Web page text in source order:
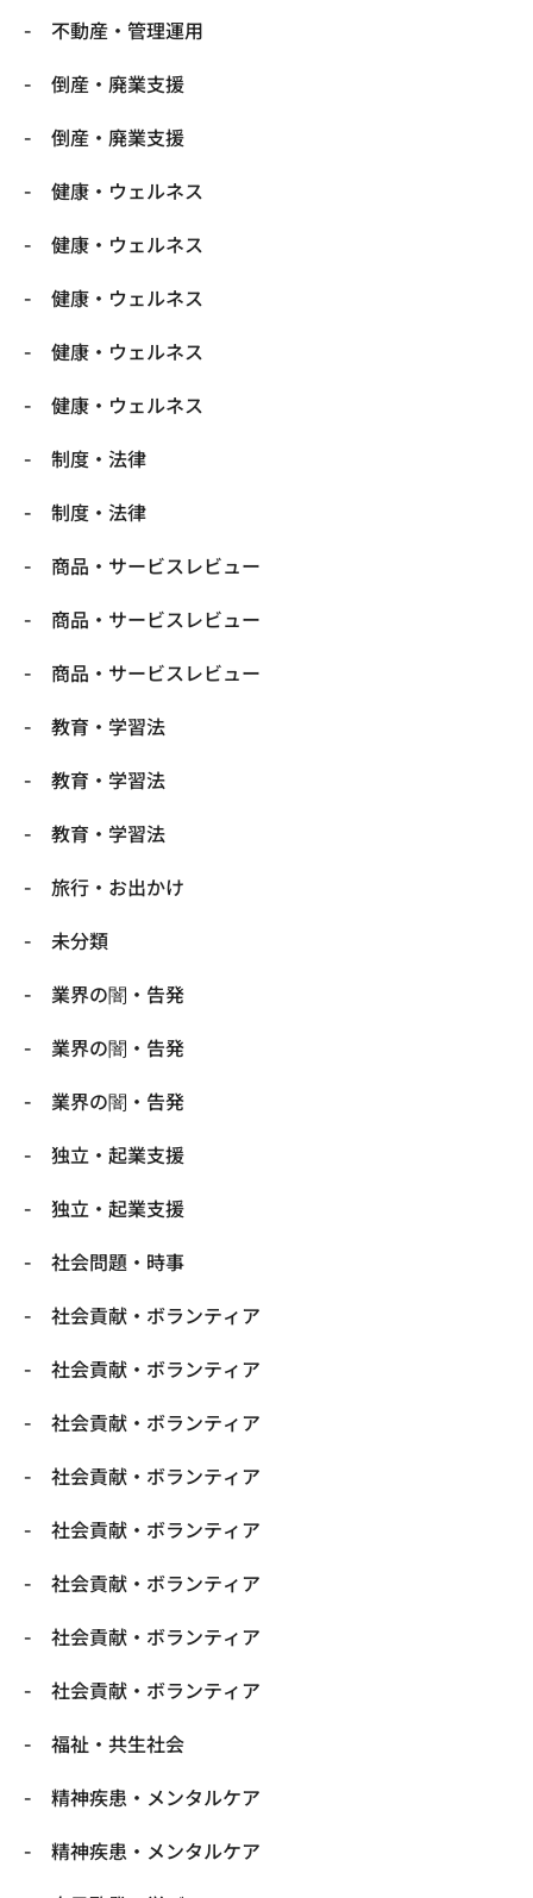
不動産・管理運用
倒産・廃業支援
倒産・廃業支援
健康・ウェルネス
健康・ウェルネス
健康・ウェルネス
健康・ウェルネス
健康・ウェルネス
制度・法律
制度・法律
商品・サービスレビュー
商品・サービスレビュー
商品・サービスレビュー
教育・学習法
教育・学習法
教育・学習法
旅行・お出かけ
未分類
業界の闇・告発
業界の闇・告発
業界の闇・告発
独立・起業支援
独立・起業支援
社会問題・時事
社会貢献・ボランティア
社会貢献・ボランティア
社会貢献・ボランティア
社会貢献・ボランティア
社会貢献・ボランティア
社会貢献・ボランティア
社会貢献・ボランティア
社会貢献・ボランティア
福祉・共生社会
精神疾患・メンタルケア
精神疾患・メンタルケア